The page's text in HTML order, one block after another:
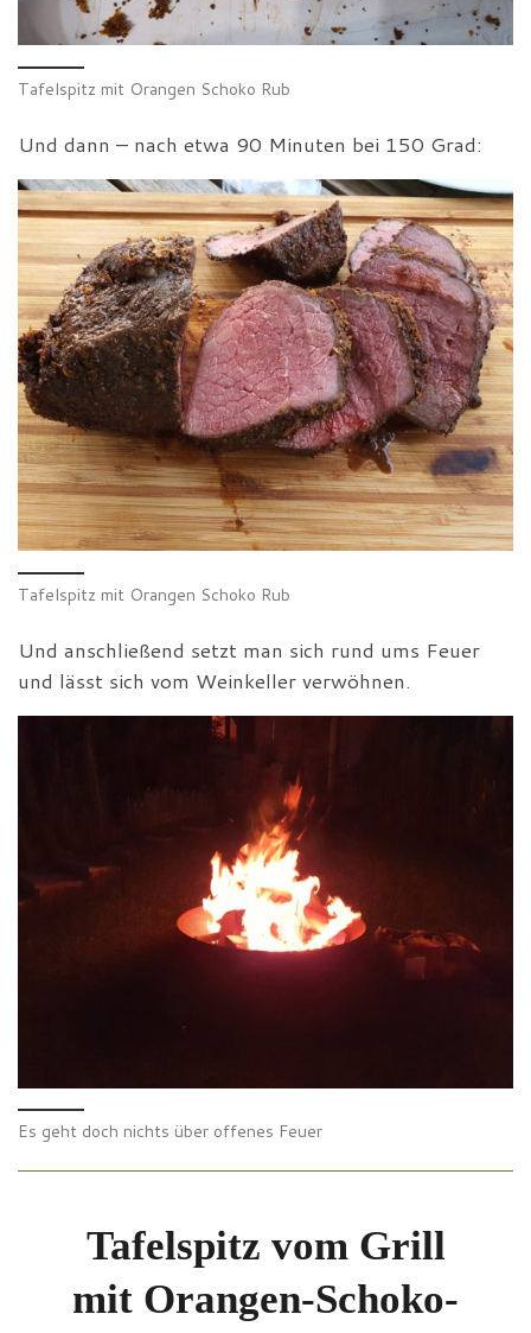
Tafelspitz mit Orangen Schoko Rub
Und dann – nach etwa 90 Minuten bei 150 Grad:
Tafelspitz mit Orangen Schoko Rub
Und anschließend setzt man sich rund ums Feuer
und lässt sich vom Weinkeller verwöhnen.
Es geht doch nichts über offenes Feuer
Tafelspitz vom Grill
mit Orangen-Schoko-